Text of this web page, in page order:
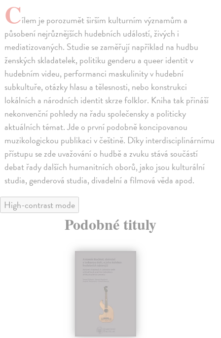
Cílem je porozumět širším kulturním významům a
působení nejrůznějších hudebních událostí, živých i
mediatizovaných. Studie se zaměřují například na hudbu
ženských skladatelek, politiku genderu a queer identit v
hudebním videu, performanci maskulinity v hudební
subkultuře, otázky hlasu a tělesnosti, nebo konstrukci
lokálních a národních identit skrze folklor. Kniha tak přináší
nekonvenční pohledy na řadu společensky a politicky
aktuálních témat. Jde o první podobně koncipovanou
muzikologickou publikaci v češtině. Díky interdisciplinárnímu
přístupu se zde uvažování o hudbě a zvuku stává součástí
debat řady dalších humanitních oborů, jako jsou kulturální
studia, genderová studia, divadelní a filmová věda apod.
High-contrast mode
Podobné tituly